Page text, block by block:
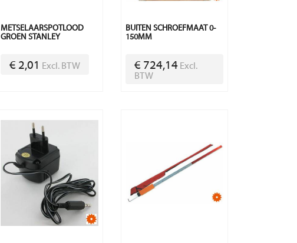
METSELAARSPOTLOOD
GROEN STANLEY
€ 2,01 Excl. BTW
BUITEN SCHROEFMAAT 0-
150MM
€ 724,14 Excl.
BTW